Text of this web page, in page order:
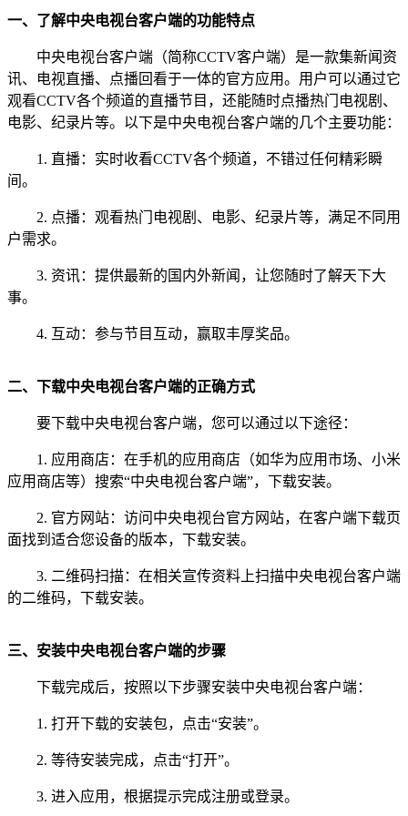
一、了解中央电视台客户端的功能特点
中央电视台客户端（简称CCTV客户端）是一款集新闻资
讯、电视直播、点播回看于一体的官方应用。用户可以通过它
观看CCTV各个频道的直播节目，还能随时点播热门电视剧、
电影、纪录片等。以下是中央电视台客户端的几个主要功能：
1. 直播：实时收看CCTV各个频道，不错过任何精彩瞬
间。
2. 点播：观看热门电视剧、电影、纪录片等，满足不同用
户需求。
3. 资讯：提供最新的国内外新闻，让您随时了解天下大
事。
4. 互动：参与节目互动，赢取丰厚奖品。
二、下载中央电视台客户端的正确方式
要下载中央电视台客户端，您可以通过以下途径：
1. 应用商店：在手机的应用商店（如华为应用市场、小米
应用商店等）搜索“中央电视台客户端”，下载安装。
2. 官方网站：访问中央电视台官方网站，在客户端下载页
面找到适合您设备的版本，下载安装。
3. 二维码扫描：在相关宣传资料上扫描中央电视台客户端
的二维码，下载安装。
三、安装中央电视台客户端的步骤
下载完成后，按照以下步骤安装中央电视台客户端：
1. 打开下载的安装包，点击“安装”。
2. 等待安装完成，点击“打开”。
3. 进入应用，根据提示完成注册或登录。